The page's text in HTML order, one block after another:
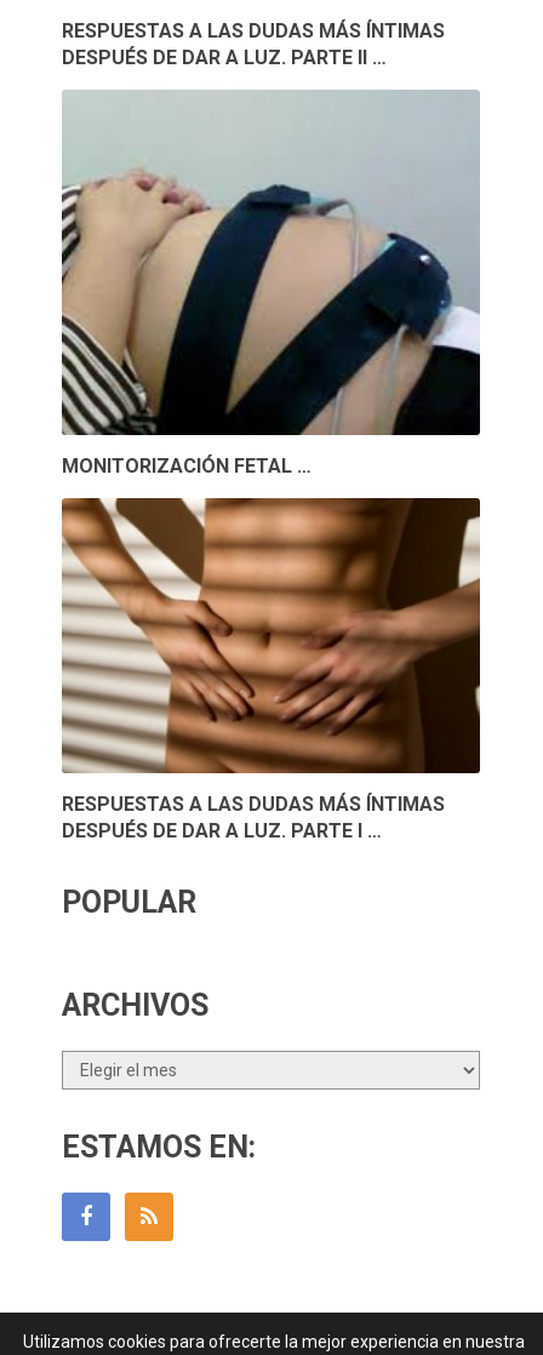
RESPUESTAS A LAS DUDAS MÁS ÍNTIMAS
DESPUÉS DE DAR A LUZ. PARTE II …
MONITORIZACIÓN FETAL …
RESPUESTAS A LAS DUDAS MÁS ÍNTIMAS
DESPUÉS DE DAR A LUZ. PARTE I …
POPULAR
ARCHIVOS
Archivos
ESTAMOS EN:
Utilizamos cookies para ofrecerte la mejor experiencia en nuestra